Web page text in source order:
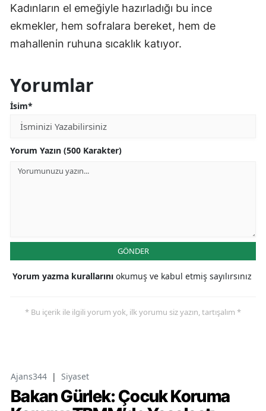
Kadınların el emeğiyle hazırladığı bu ince
ekmekler, hem sofralara bereket, hem de
mahallenin ruhuna sıcaklık katıyor.
Yorumlar
İsim*
Yorum Yazın (500 Karakter)
GÖNDER
Yorum yazma kurallarını okumuş ve kabul etmiş sayılırsınız
* Bu içerik ile ilgili yorum yok, ilk yorumu siz yazın, tartışalım *
Ajans344 | Siyaset
Bakan Gürlek: Çocuk Koruma